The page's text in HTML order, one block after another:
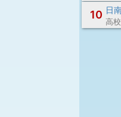
10 日
高